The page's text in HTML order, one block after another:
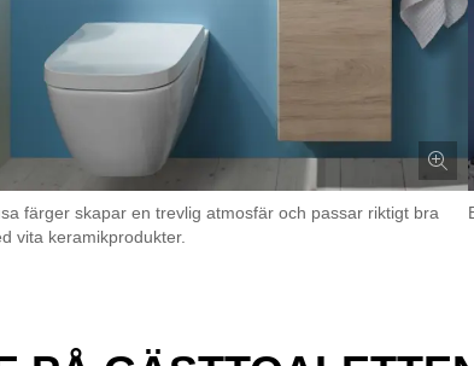
färger skapar en trevlig atmosfär och passar riktigt bra
vita keramikprodukter.